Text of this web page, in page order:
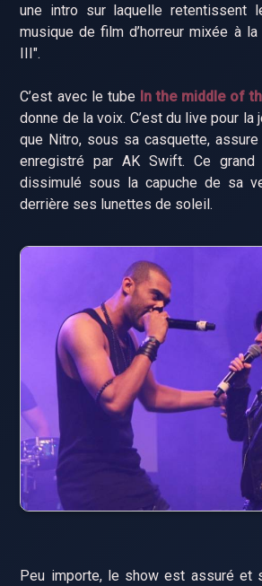
une intro sur laquelle retentissent
musique de film d’horreur mixée à
III".
C’est avec le tube In the middle of
donne de la voix. C’est du live pour la
que Nitro, sous sa casquette,
enregistré par AK Swift. Ce
dissimulé sous la capuche de sa
derrière ses lunettes de soleil.
Peu importe, le show est assuré et